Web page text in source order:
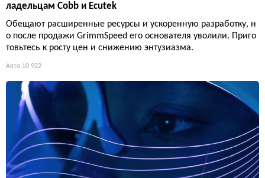
ладельцам Cobb и Ecutek
Обещают расширенные ресурсы и ускоренную разработку, н
о после продажи GrimmSpeed его основателя уволили. Приго
товьтесь к росту цен и снижению энтузиазма.
Авто 10 922